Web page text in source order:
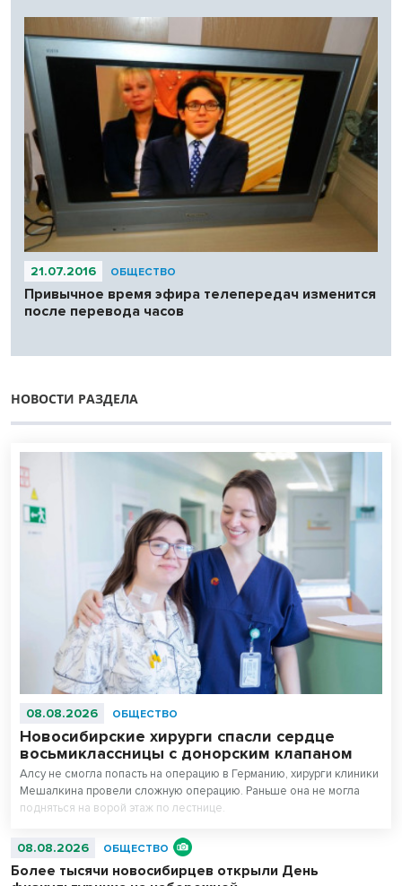
21.07.2016 ОБЩЕСТВО
Привычное время эфира телепередач изменится
после перевода часов
НОВОСТИ РАЗДЕЛА
08.08.2026 ОБЩЕСТВО
Новосибирские хирурги спасли сердце
восьмиклассницы с донорским клапаном
Алсу не смогла попасть на операцию в Германию, хирурги клиники
Мешалкина провели сложную операцию. Раньше она не могла
подняться на ворой этаж по лестнице.
08.08.2026 ОБЩЕСТВО
Более тысячи новосибирцев открыли День